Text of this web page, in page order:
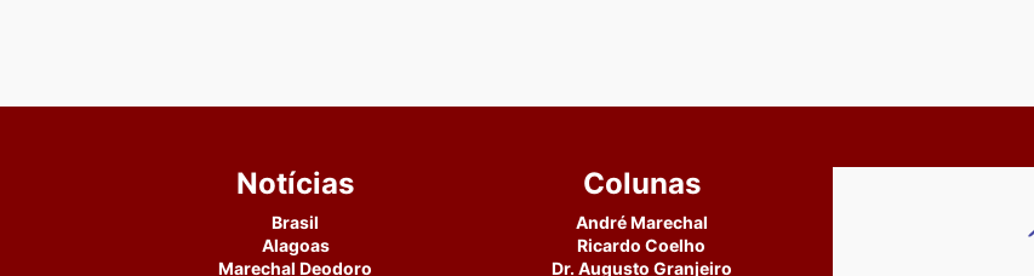
Notícias
Brasil
Alagoas
Marechal Deodoro
Colunas
André Marechal
Ricardo Coelho
Dr. Augusto Granjeiro